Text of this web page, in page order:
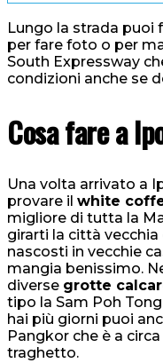
Lungo la strada puoi
per fare foto o per
South Expressway
condizioni anche se
Cosa fare a
Una volta arrivato a
provare il white
migliore di tutta la
girarti la città vecchia
nascosti in vecchie
mangia benissimo.
diverse grotte
tipo la Sam Poh
hai più giorni puoi
Pangkor che è a
traghetto.